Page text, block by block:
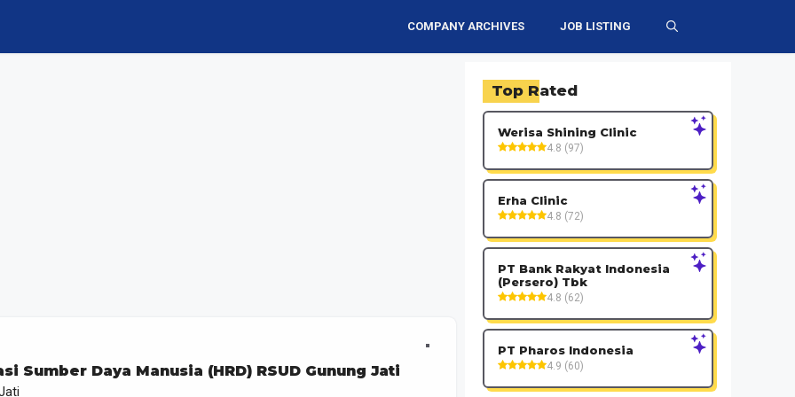
COMPANY ARCHIVES JOB LISTING
Sumber Daya Manusia (HRD) RSUD Gunung Jati
Top Rated
Werisa Shining Clinic
4.8 (97)
Erha Clinic
4.8 (72)
PT Bank Rakyat Indonesia
(Persero) Tbk
4.8 (62)
PT Pharos Indonesia
4.9 (60)